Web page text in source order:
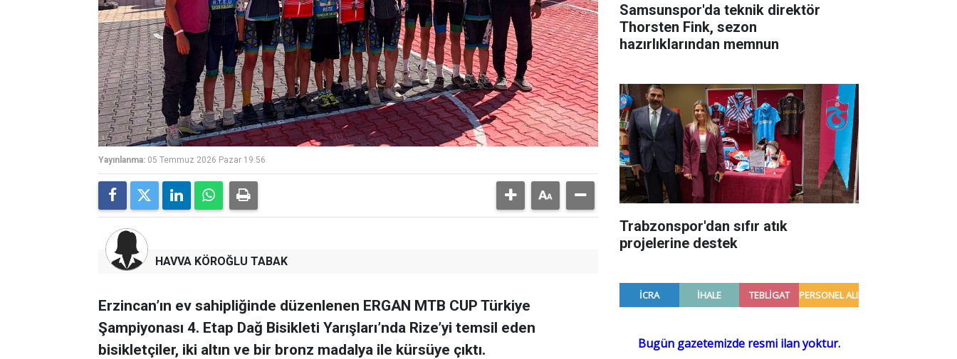
Yayınlanma: 05 Temmuz 2026 Pazar 19:56
HAVVA KÖROĞLU TABAK
Erzincan’ın ev sahipliğinde düzenlenen ERGAN MTB CUP Türkiye
Şampiyonası 4. Etap Dağ Bisikleti Yarışları’nda Rize’yi temsil eden
bisikletçiler, iki altın ve bir bronz madalya ile kürsüye çıktı.
Samsunspor'da teknik direktör
Thorsten Fink, sezon
hazırlıklarından memnun
Trabzonspor'dan sıfır atık
projelerine destek